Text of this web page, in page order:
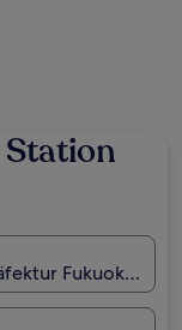
Station
Fukuoka,